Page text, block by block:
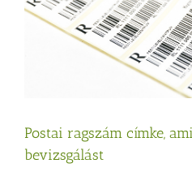
Postai ragszám címke,
bevizsgálást